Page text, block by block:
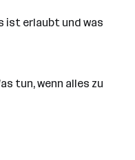
ist erlaubt und was
tun, wenn alles zu